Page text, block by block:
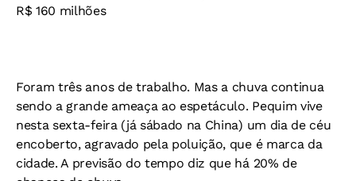
R$ 160 milhões
Foram três anos de trabalho. Mas a chuva continua
sendo a grande ameaça ao espetáculo. Pequim vive
nesta sexta-feira (já sábado na China) um dia de céu
encoberto, agravado pela poluição, que é marca da
cidade. A previsão do tempo diz que há 20% de